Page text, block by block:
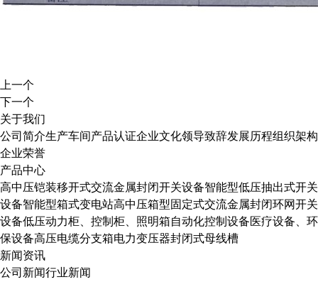
上一个
下一个
关于我们
公司简介生产车间产品认证企业文化领导致辞发展历程组织架构
企业荣誉
产品中心
高中压铠装移开式交流金属封闭开关设备智能型低压抽出式开关
设备智能型箱式变电站高中压箱型固定式交流金属封闭环网开关
设备低压动力柜、控制柜、照明箱自动化控制设备医疗设备、环
保设备高压电缆分支箱电力变压器封闭式母线槽
新闻资讯
公司新闻行业新闻